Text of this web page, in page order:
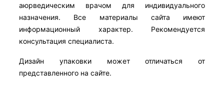
аюрведическим врачом для индивидуального
назначения. Все материалы сайта имеют
информационный характер. Рекомендуется
консультация специалиста.
Дизайн упаковки может отличаться от
представленного на сайте.